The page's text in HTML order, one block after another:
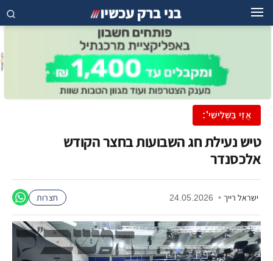
אֲזַי בַּשְּׁלִישִׁי':
טיש נעילת חג השבועות בחצר הקודש
אלכסנדר
ישראל רייך •
24.05.2026 חצרות